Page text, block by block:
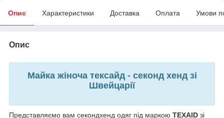
Опис Характеристики Доставка Оплата Умови
Опис
Майка жіноча тексайд - секонд хенд зі
Швейцарії
Представляємо вам секондхенд одяг під маркою TEXAID зі